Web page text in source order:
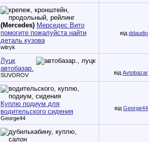
(Mercedes) Мерседес Вито
помогите пожалуйста найти
деталь кузова
witryk
від ddaudio
Луцк
автобазар.
SUVOROV від Avtobazar
Куплю подиум для
водительского сидения
George44
від George44